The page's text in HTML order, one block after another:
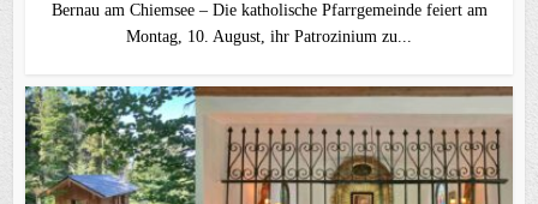
Bernau am Chiemsee – Die katholische Pfarrgemeinde feiert am
Montag, 10. August, ihr Patrozinium zu...